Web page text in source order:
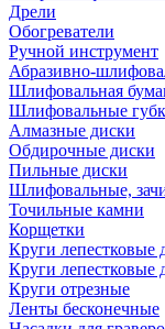
Дрели
Обогреватели
Ручной инструмент
Абразивно-
Шлифовальная
Шлифовальные
Алмазные диски
Обдирочные диски
Пильные диски
Шлифовальные,
Точильные камни
Корщетки
Круги лепестковые
Круги
Круги отрезные
Ленты бесконечные